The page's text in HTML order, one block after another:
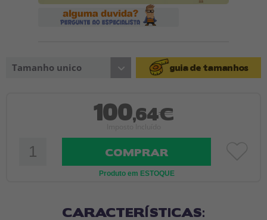
Tamanho unico guia de tamanhos
100,64€
COMPRAR
Produto em ESTOQUE
CARACTERÍSTICAS: